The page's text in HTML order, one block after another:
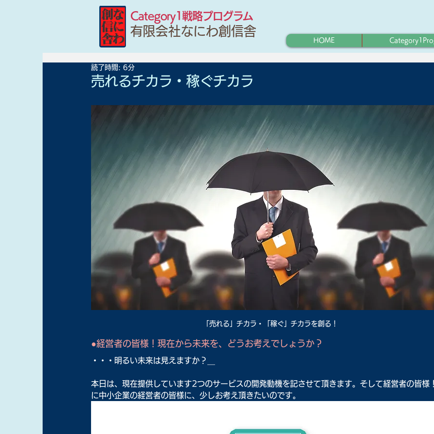
Category1戦略プログラム
有限会社なにわ創信舎
HOME
売れるチカラ・稼ぐチカラ
読了時間: 6分
「売れる」チカラ・「稼ぐ」チカラを創る！
●経営者の皆様！現在から未来を、どうお考えでしょうか？
・・・明るい未来は見えますか？＿
本日は、現在提供しています2つのサービスの開発動機を記させて頂きます。そして経営者の皆様
に中小企業の経営者の皆様に、少しお考え頂きたいのです。